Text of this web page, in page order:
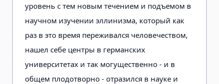
уровень с тем новым течением и подъемом в
научном изучении эллинизма, который как
раз в это время переживался человечеством,
нашел себе центры в германских
университетах и так могущественно - и в
общем плодотворно - отразился в науке и